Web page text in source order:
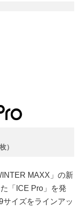
）
MAXX」の新
「ICE Pro」を発
イズをラインアッ